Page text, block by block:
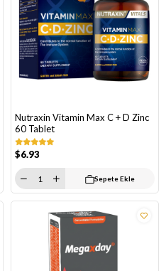
Nutraxin Vitamin Max C + D Zinc
60 Tablet
$6.93
Sepete Ekle